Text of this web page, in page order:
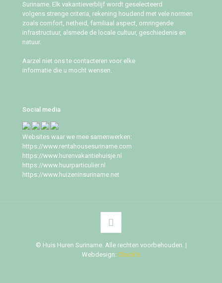
Suriname. Elk vakantieverblijf wordt geselecteerd
volgens strenge criteria, rekening houdend met vele normen
zoals comfort, netheid, familiaal aspect, omringende
infrastructuur, alsmede de locale cultuur, geschiedenis en
natuur.
Aarzel niet ons te contacteren voor elke
informatie die u mocht wensen.
Social media
Websites waar we mee samenwerken:
https://www.rentahousesuriname.com
https://www.hurenvakantiehuisje.nl
https://www.huurparticulier.nl
https://www.huizeninsuriname.net
© Huis Huren Suriname. Alle rechten voorbehouden. |
Webdesign: Chuck's